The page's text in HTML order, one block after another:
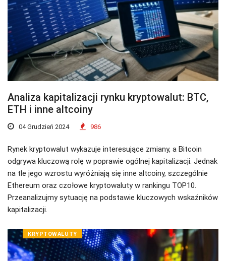
Analiza kapitalizacji rynku kryptowalut: BTC,
ETH i inne altcoiny
04 Grudzień 2024 986
Rynek kryptowalut wykazuje interesujące zmiany, a Bitcoin
odgrywa kluczową rolę w poprawie ogólnej kapitalizacji. Jednak
na tle jego wzrostu wyróżniają się inne altcoiny, szczególnie
Ethereum oraz czołowe kryptowaluty w rankingu TOP10.
Przeanalizujmy sytuację na podstawie kluczowych wskaźników
kapitalizacji.
KRYPTOWALUTY